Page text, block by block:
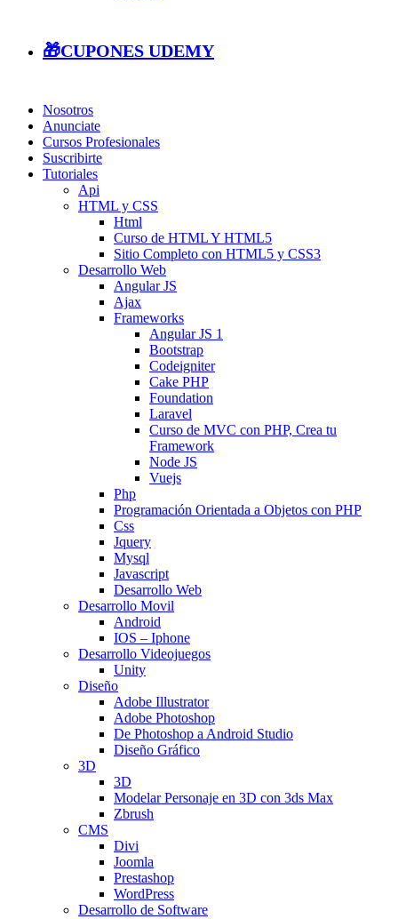
🎁CUPONES UDEMY
Nosotros
Anunciate
Cursos Profesionales
Suscribirte
Tutoriales
Api
HTML y CSS
Html
Curso de HTML Y HTML5
Sitio Completo con HTML5 y CSS3
Desarrollo Web
Angular JS
Ajax
Frameworks
Angular JS 1
Bootstrap
Codeigniter
Cake PHP
Foundation
Laravel
Curso de MVC con PHP, Crea tu
Framework
Node JS
Vuejs
Php
Programación Orientada a Objetos con PHP
Css
Jquery
Mysql
Javascript
Desarrollo Web
Desarrollo Movil
Android
IOS – Iphone
Desarrollo Videojuegos
Unity
Diseño
Adobe Illustrator
Adobe Photoshop
De Photoshop a Android Studio
Diseño Gráfico
3D
3D
Modelar Personaje en 3D con 3ds Max
Zbrush
CMS
Divi
Joomla
Prestashop
WordPress
Desarrollo de Software